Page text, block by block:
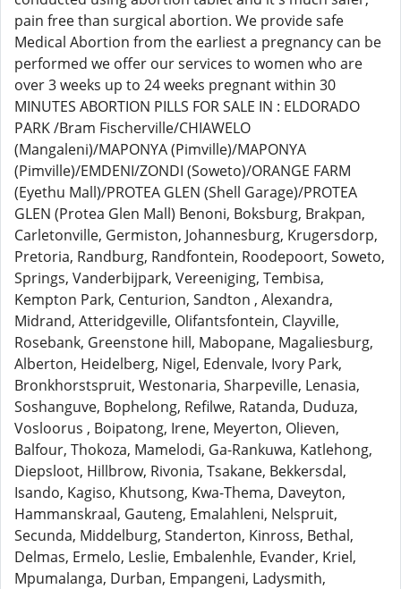
pain free than surgical abortion. We provide safe
Medical Abortion from the earliest a pregnancy can be
performed we offer our services to women who are
over 3 weeks up to 24 weeks pregnant within 30
MINUTES ABORTION PILLS FOR SALE IN : ELDORADO
PARK /Bram Fischerville/CHIAWELO
(Mangaleni)/MAPONYA (Pimville)/MAPONYA
(Pimville)/EMDENI/ZONDI (Soweto)/ORANGE FARM
(Eyethu Mall)/PROTEA GLEN (Shell Garage)/PROTEA
GLEN (Protea Glen Mall) Benoni, Boksburg, Brakpan,
Carletonville, Germiston, Johannesburg, Krugersdorp,
Pretoria, Randburg, Randfontein, Roodepoort, Soweto,
Springs, Vanderbijpark, Vereeniging, Tembisa,
Kempton Park, Centurion, Sandton , Alexandra,
Midrand, Atteridgeville, Olifantsfontein, Clayville,
Rosebank, Greenstone hill, Mabopane, Magaliesburg,
Alberton, Heidelberg, Nigel, Edenvale, Ivory Park,
Bronkhorstspruit, Westonaria, Sharpeville, Lenasia,
Soshanguve, Bophelong, Refilwe, Ratanda, Duduza,
Vosloorus , Boipatong, Irene, Meyerton, Olieven,
Balfour, Thokoza, Mamelodi, Ga-Rankuwa, Katlehong,
Diepsloot, Hillbrow, Rivonia, Tsakane, Bekkersdal,
Isando, Kagiso, Khutsong, Kwa-Thema, Daveyton,
Hammanskraal, Gauteng, Emalahleni, Nelspruit,
Secunda, Middelburg, Standerton, Kinross, Bethal,
Delmas, Ermelo, Leslie, Embalenhle, Evander, Kriel,
Mpumalanga, Durban, Empangeni, Ladysmith,